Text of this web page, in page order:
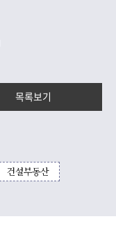
목록보기
건설부동산